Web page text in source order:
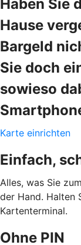
Haben Sie
Hause
Bargeld
Sie doch
sowieso
Karte einrichten
Einfach,
Alles, was Sie
der Hand. Halten
Kartenterminal.
Ohne PIN